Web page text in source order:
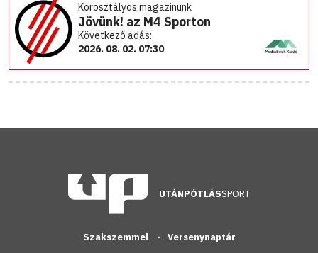
Korosztályos magazinunk
Jövünk! az M4 Sporton
Következő adás:
2026. 08. 02. 07:30
UTÁNPÓTLÁSSPORT
Szakszemmel Versenynaptár